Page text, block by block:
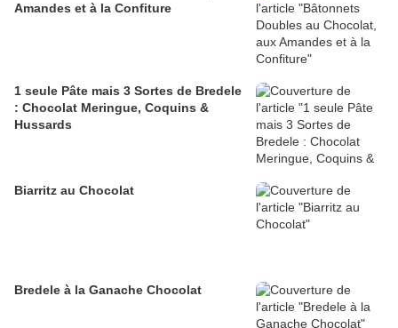
Amandes et à la Confiture
1 seule Pâte mais 3 Sortes de Bredele
: Chocolat Meringue, Coquins &
Hussards
Biarritz au Chocolat
Bredele à la Ganache Chocolat